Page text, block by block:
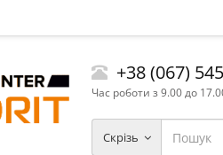
+38 (067)
Час роботи з 9.00 до
Скрізь